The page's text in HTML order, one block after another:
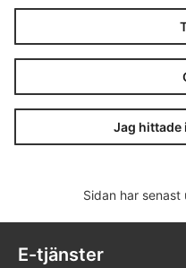
Jag hittade
Sidan har
E-tjänster